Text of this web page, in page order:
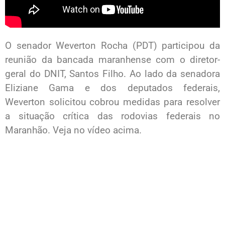
O senador Weverton Rocha (PDT) participou da
reunião da bancada maranhense com o diretor-
geral do DNIT, Santos Filho. Ao lado da senadora
Eliziane Gama e dos deputados federais,
Weverton solicitou cobrou medidas para resolver
a situação crítica das rodovias federais no
Maranhão. Veja no vídeo acima.